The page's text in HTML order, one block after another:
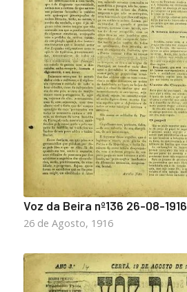
Voz da Beira nº136 26-08-1916
26 de Agosto, 1916